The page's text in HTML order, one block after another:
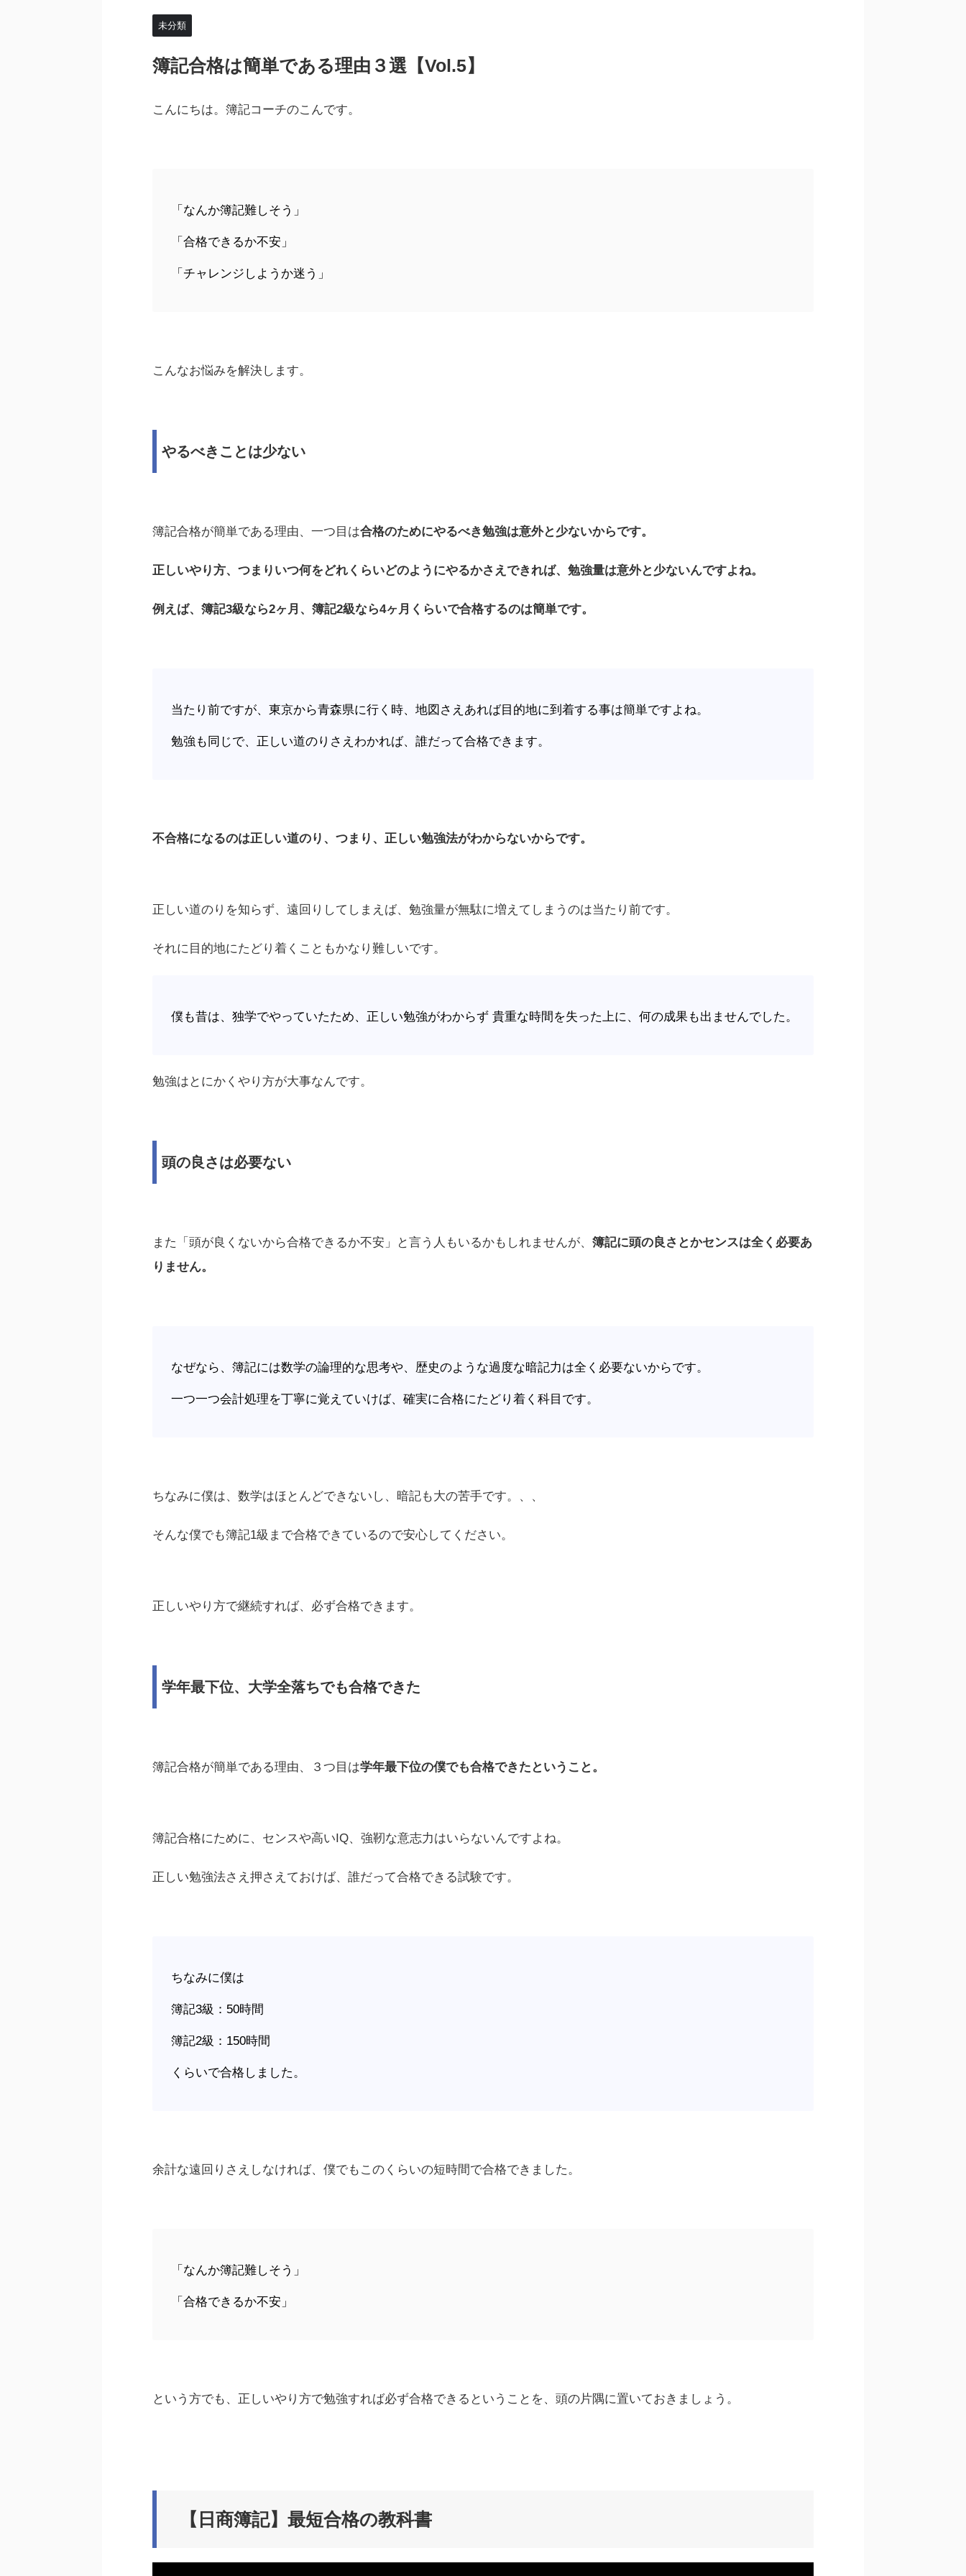
未分類
簿記合格は簡単である理由３選【Vol.5】
こんにちは。簿記コーチのこんです。
「なんか簿記難しそう」
「合格できるか不安」
「チャレンジしようか迷う」
こんなお悩みを解決します。
やるべきことは少ない
簿記合格が簡単である理由、一つ目は合格のためにやるべき勉強は意外と少ないからです。
正しいやり方、つまりいつ何をどれくらいどのようにやるかさえできれば、勉強量は意外と少ないんですよね。
例えば、簿記3級なら2ヶ月、簿記2級なら4ヶ月くらいで合格するのは簡単です。
当たり前ですが、東京から青森県に行く時、地図さえあれば目的地に到着する事は簡単ですよね。
勉強も同じで、正しい道のりさえわかれば、誰だって合格できます。
不合格になるのは正しい道のり、つまり、正しい勉強法がわからないからです。
正しい道のりを知らず、遠回りしてしまえば、勉強量が無駄に増えてしまうのは当たり前です。
それに目的地にたどり着くこともかなり難しいです。
僕も昔は、独学でやっていたため、正しい勉強がわからず 貴重な時間を失った上に、何の成果も出ませんでした。
勉強はとにかくやり方が大事なんです。
頭の良さは必要ない
また「頭が良くないから合格できるか不安」と言う人もいるかもしれませんが、 簿記に頭の良さとかセンスは全く必要あ
りません。
なぜなら、簿記には数学の論理的な思考や、歴史のような過度な暗記力は全く必要ないからです。
一つ一つ会計処理を丁寧に覚えていけば、確実に合格にたどり着く科目です。
ちなみに僕は、数学はほとんどできないし、暗記も大の苦手です。、、
そんな僕でも簿記1級まで合格できているので安心してください。
正しいやり方で継続すれば、必ず合格できます。
学年最下位、大学全落ちでも合格できた
簿記合格が簡単である理由、３つ目は学年最下位の僕でも合格できたということ。
簿記合格にために、センスや高いIQ、強靭な意志力はいらないんですよね。
正しい勉強法さえ押さえておけば、誰だって合格できる試験です。
ちなみに僕は
簿記3級：50時間
簿記2級：150時間
くらいで合格しました。
余計な遠回りさえしなければ、僕でもこのくらいの短時間で合格できました。
「なんか簿記難しそう」
「合格できるか不安」
という方でも、正しいやり方で勉強すれば必ず合格できるということを、頭の片隅に置いておきましょう。
【日商簿記】最短合格の教科書